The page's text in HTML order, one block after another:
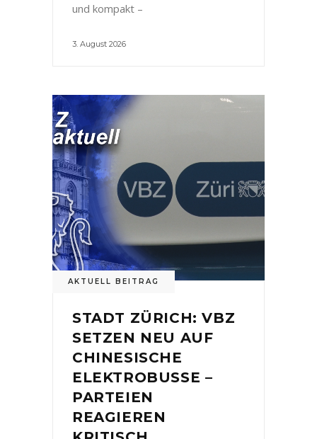
und kompakt –
3. August 2026
AKTUELL BEITRAG
STADT ZÜRICH: VBZ
SETZEN NEU AUF
CHINESISCHE
ELEKTROBUSSE –
PARTEIEN
REAGIEREN